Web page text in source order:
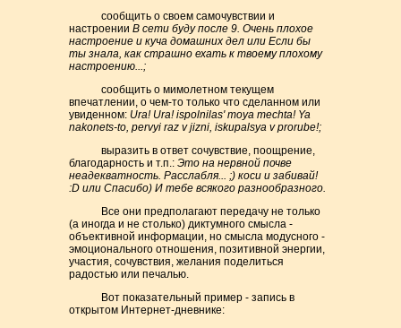
сообщить о своем самочувствии и
настроенииВ сети буду после 9. Очень плохое
настроение и куча домашних дел или Если бы
ты знала, как страшно ехать к твоему плохому
настроению...;
сообщить о мимолетном текущем
впечатлении, о чем-то только что сделанном или
увиденном: Ura! Ura! ispolnilas' moya mechta! Ya
nakonets-to, pervyi raz v jizni, iskupalsya v prorube!;
выразить в ответ сочувствие, поощрение,
благодарность и т.п.:Это на нервной почве
неадекватность. Расслабля... ;) коси и забивай!
:D или Спасибо) И тебе всякого разнообразного.
Все они предполагают передачу не только
(а иногда и не столько) диктумного смысла -
объективной информации, но смысла модусного -
эмоционального отношения, позитивной энергии,
участия, сочувствия, желания поделиться
радостью или печалью.
Вот показательный пример - запись в
открытом Интернет-дневнике: